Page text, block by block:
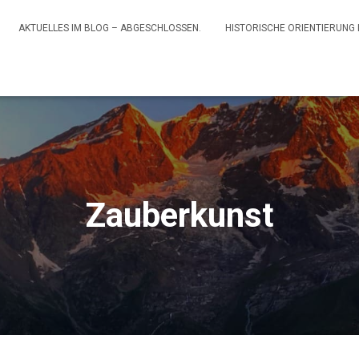
AKTUELLES IM BLOG – ABGESCHLOSSEN. HISTORISCHE
Zauberkunst